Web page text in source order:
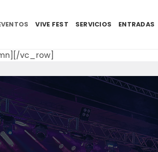
VIVE FEST SERVICIOS ENTRADAS
vc_row]